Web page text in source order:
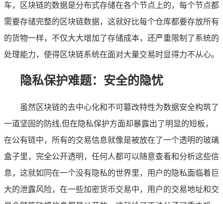
车，区块链的数据是分布式存储在各个节点上的，每个节点都
需要存储完整的区块链数据，这就好比每个仓库都要存放所有
的货物一样，不仅大大增加了存储成本，还严重限制了系统的
处理能力，使得区块链系统在面对大量交易时显得力不从心。
隐私保护难题：安全的隐忧
虽然区块链的去中心化和不可篡改特性为数据安全构筑了
一道坚固的防线,但在隐私保护方面却暴露出了明显的短板，
在公有链中，所有的交易信息就像是被放在了一个透明的玻璃
盒子里，完全公开透明，任何人都可以随意查看和分析这些信
息，这就如同在一个没有隐私的世界里，用户的隐私面临着巨
大的泄露风险，在一些加密货币交易中，用户的交易地址和交